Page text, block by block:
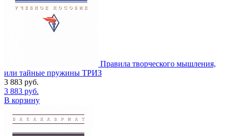
Правила творческого мышления,
или тайные пружины ТРИЗ
3 883 руб.
3 883 руб.
В корзину